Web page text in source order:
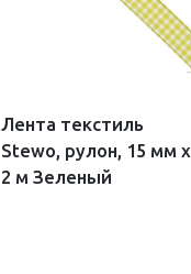
Лента текстиль
Stewo, рулон, 15 мм х
2 м Зеленый